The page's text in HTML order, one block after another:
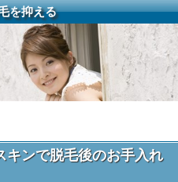
を抑える
キンで脱毛後のお手入れ